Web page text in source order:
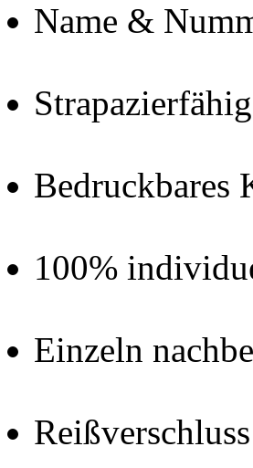
Name &
Bedruckbares
100%
Einzeln